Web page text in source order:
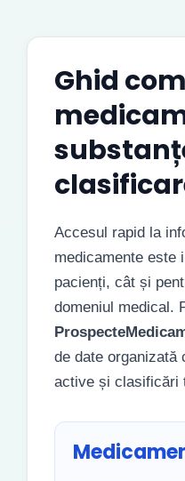
Ghid
Accesul rapid la
medicamente este
pacienți, cât și
domeniul medical.
de date organizată
active și clasificări